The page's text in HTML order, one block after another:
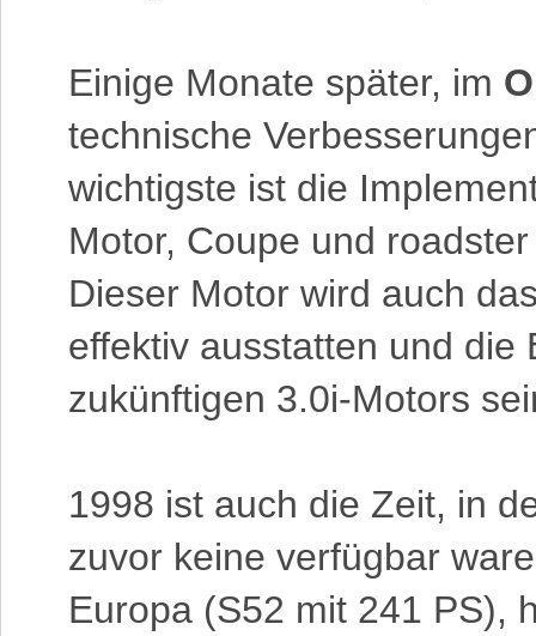
Einige Monate später, im
technische
wichtigste ist die
Motor, Coupe und
Dieser Motor wird auch
effektiv ausstatten und die
zukünftigen 3.0i-Motors
1998 ist auch die Zeit, in
zuvor keine verfügbar
Europa (S52 mit 241 PS),